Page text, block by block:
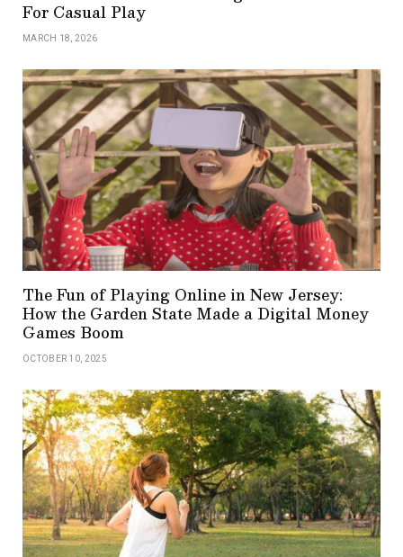
For Casual Play
MARCH 18, 2026
The Fun of Playing Online in New Jersey:
How the Garden State Made a Digital Money
Games Boom
OCTOBER 10, 2025